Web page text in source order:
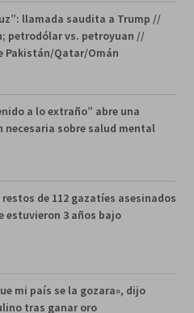
llamada saudita a Trump //
petrodólar vs. petroyuan //
Pakistán/Qatar/Omán
a lo extraño” abre una
necesaria sobre salud mental
de 112 gazatíes asesinados
estuvieron 3 años bajo
mi país se la gozara», dijo
tras ganar oro